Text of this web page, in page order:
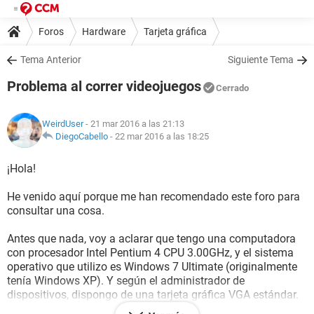
Foros Hardware Tarjeta gráfica
Tema Anterior Siguiente Tema
Problema al correr videojuegos Cerrado
WeirdUser- 21 mar 2016 a las 21:13
DiegoCabello - 22 mar 2016 a las 18:25
¡Hola!
He venido aquí porque me han recomendado este foro para
consultar una cosa.
Antes que nada, voy a aclarar que tengo una computadora
con procesador Intel Pentium 4 CPU 3.00GHz, y el sistema
operativo que utilizo es Windows 7 Ultimate (originalmente
tenía Windows XP). Y según el administrador de
dispositivos, dispongo de una tarjeta gráfica VGA estándar.